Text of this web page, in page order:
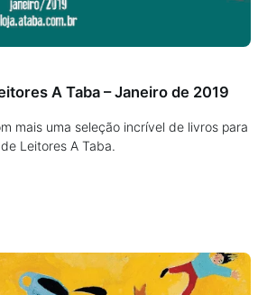
A Taba – Janeiro de 2019
mais uma seleção incrível de livros para
Leitores A Taba.